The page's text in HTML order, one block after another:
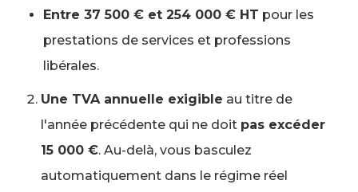
Entre 37 500 € et 254 000 € HT pour les
prestations de services et professions
libérales.
Une TVA annuelle exigible au titre de
l'année précédente qui ne doit pas excéder
15 000 €. Au-delà, vous basculez
automatiquement dans le régime réel